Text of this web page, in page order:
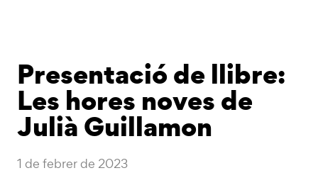
Presentació de llibre:
Les hores noves de
Julià Guillamon
1 de febrer de 2023